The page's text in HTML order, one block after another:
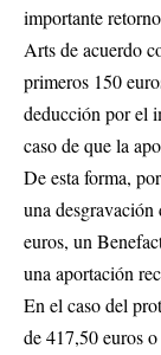
importante
Arts de acuerdo
primeros 150
deducción por el
caso de que la
De esta forma,
una
euros, un
una aportación
En el caso del
de 417,50 euros